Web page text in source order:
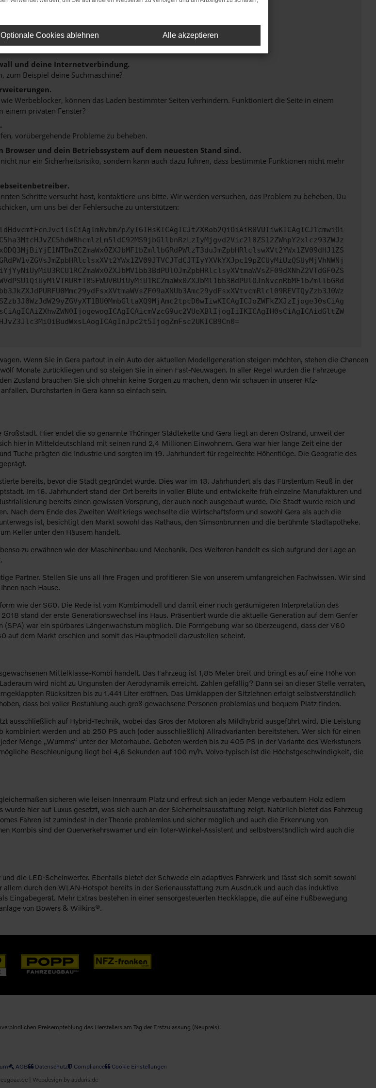
Error
helfen können:
und deine Internetverbindung.
zum Beispiel deine Suchmaschine?
Werbeblocker, können das Laden bestimmter Seiten verhindern. Funktioniert die Seite in einem
einem privaten Fenster?
vorübergehende Probleme zu beheben.
Browser und dein Betriebssystem auf dem neuesten Stand sind.
nur ein Sicherheitsrisiko, sondern kann auch dazu führen, dass bestimmte Funktionen nicht mehr
Schritte versucht hast, kontaktiere uns bitte. Wir werden versuchen, das Problem zu beheben. Du
um uns bei der Fehlersuche zu unterstützen:
Wenn Sie in Gera partout in ein Auto der aktuellen Modellgeneration steigen möchten, stehen die Chancen
Monate zurückliegen und so steigen Sie in einen Fast-Neuwagen. In aller Regel wurden die Fahrzeuge
Zustand brauchen Sie sich ohnehin keine Sorgen zu machen, denn wir schauen in unserer Kfz-
Durchstarten in Gera kann so einfach sein.
Hier endet die so genannte Thüringer Städtekette und Gera liegt an deren Ostrand, unweit der
hier in Mitteldeutschland mit seinen rund 2,4 Millionen Einwohnern. Gera war hier lange Zeit eine der
Tuche prägten die Industrie und sorgten im 19. Jahrhundert für regelrechte Höhenflüge. Die Geografie des
bereits, bevor die Stadt gegründet wurde. Dies war im 13. Jahrhundert als das Fürstentum Reuß in der
Im 16. Jahrhundert stand der Ort bereits in voller Blüte und entwickelte früh einzelne Manufakturen und
bereits einen gewissen Vorsprung, der auch noch ausgebaut wurde. Die Stadt wurde reich und
Nach dem Ende des Zweiten Weltkriegs wechselte die Wirtschaftsform und sowohl Gera als auch die
ist, besichtigt den Markt sowohl das Rathaus, den Simsonbrunnen und die berühmte Stadtapotheke.
Keller unter den Häusern handelt.
zu erwähnen wie der Maschinenbau und Mechanik. Des Weiteren handelt es sich aufgrund der Lage an
Partner. Stellen Sie uns all Ihre Fragen und profitieren Sie von unserem umfangreichen Fachwissen. Wir sind
nach Hause.
wie der S60. Die Rede ist vom Kombimodell und damit einer noch geräumigeren Interpretation des
stand der erste Generationswechsel ins Haus. Präsentiert wurde die aktuelle Generation auf dem Genfer
war ein spürbares Längenwachstum möglich. Die Formgebung war so überzeugend, dass der V60
auf dem Markt erschien und somit das Hauptmodell darzustellen scheint.
Mittelklasse-Kombi handelt. Das Fahrzeug ist 1,85 Meter breit und bringt es auf eine Höhe von
wird nicht zu Ungunsten der Aerodynamik erreicht. Zahlen gefällig? Dann sei an dieser Stelle verraten,
Rücksitzen bis zu 1.441 Liter eröffnen. Das Umklappen der Sitzlehnen erfolgt selbstverständlich
dass bei voller Bestuhlung auch groß gewachsene Personen problemlos und bequem Platz finden.
ausschließlich auf Hybrid-Technik, wobei das Gros der Motoren als Mildhybrid ausgeführt wird. Die Leistung
werden und ab 250 PS auch (oder ausschließlich) Allradvarianten bereitstehen. Wer sich für einen
Menge „Wumms“ unter der Motorhaube. Geboten werden bis zu 405 PS in der Variante des Werkstuners
Beschleunigung liegt bei 4,6 Sekunden auf 100 m/h. Volvo-typisch ist die Höchstgeschwindigkeit, die
sicheren wie leisen Innenraum Platz und erfreut sich an jeder Menge verbautem Holz edlem
hier auf Luxus gesetzt, was sich auch an der Sicherheitsausstattung zeigt. Natürlich bietet das Fahrzeug
Fahren ist zumindest in der Theorie problemlos und sicher möglich und auch die Erkennung von
Kombis sind der Querverkehrswarner und ein Toter-Winkel-Assistent und selbstverständlich wird auch die
die LED-Scheinwerfer. Ebenfalls bietet der Schwede ein adaptives Fahrwerk und lässt sich somit sowohl
durch den WLAN-Hotspot bereits in der Serienausstattung zum Ausdruck und auch das induktive
Eingabegerät. Mehr Extras bestehen in einer sensorgesteuerten Heckklappe, die auf eine Fußbewegung
von Bowers & Wilkins®.
Preisempfehlung des Herstellers am Tag der Erstzulassung (Neupreis).
AGB Datenschutz Compliance
Cookie Einstellungen
| Webdesign by audaris.de
Optionale Cookies ablehnen Alle akzeptieren